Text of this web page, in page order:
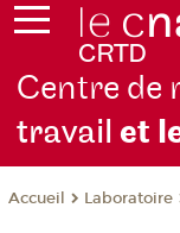
Centre de
travailet
Accueil Laboratoire